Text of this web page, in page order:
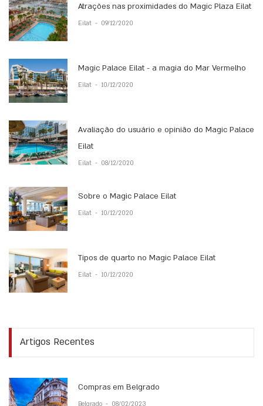
Atrações nas proximidades do Magic Plaza Eilat
Eilat - 09/12/2020
Magic Palace Eilat - a magia do Mar Vermelho
Eilat - 10/12/2020
Avaliação do usuário e opinião do Magic Palace
Eilat
Eilat - 08/12/2020
Sobre o Magic Palace Eilat
Eilat - 10/12/2020
Tipos de quarto no Magic Palace Eilat
Eilat - 10/12/2020
Artigos Recentes
Compras em Belgrado
Belgrado - 08/02/2023